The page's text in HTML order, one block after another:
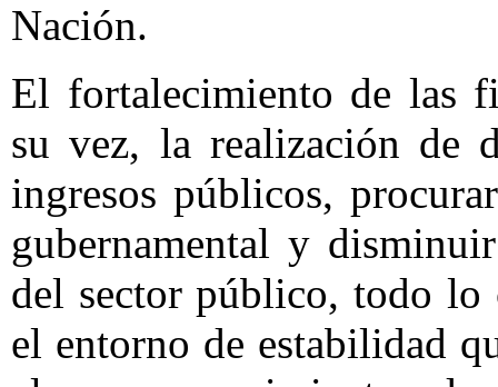
Nación.
El fortalecimiento de las
su vez, la realización de
ingresos públicos,
gubernamental y
del sector público, todo lo
el entorno de estabilidad